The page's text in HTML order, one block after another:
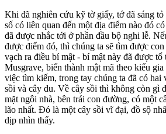
Khi đã nghiên cứu kỹ tờ giấy, tớ đã sáng
số có liên quan đến một địa điểm nào đó
đã được nhắc tới ở phần đầu bộ nghi lễ.
được điểm đó, thì chúng ta sẽ tìm được
vạch ra điều bí mật - bí mật này đã được tổ
Musgrave, biến thành mật mã theo kiểu
việc tìm kiếm, trong tay chúng ta đã có hai
sồi và cây du. Về cây sồi thì không còn gì
mặt ngôi nhà, bên trái con đường, có một
lão nhất. Đó là một cây sồi vĩ đại, đồ sộ
dịp nhìn thấy.